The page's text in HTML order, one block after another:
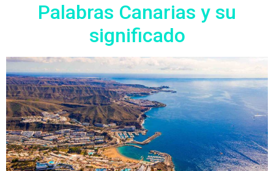
Palabras Canarias y su
significado